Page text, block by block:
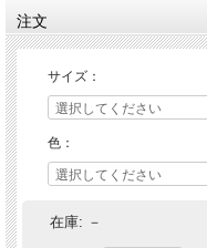
注文
サイズ：
色：
在庫: －